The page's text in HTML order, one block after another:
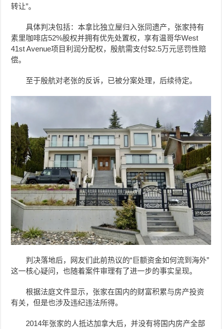
转让”。
具体判决包括：本拿比独立屋归入张同遗产，张家持有
素里咖啡店52%股权并拥有优先处置权，享有温哥华West
41st Avenue项目利润分配权，殷航需支付$2.5万元惩罚性赔
偿。
至于殷航对老张的反诉，已被分案处理，后续待定。
判决落地后，网友们此前热议的“巨额资金如何流到海外”
这一核心疑问，也随着案件审理有了进一步的事实呈现。
根据法庭文件显示，张家在国内的财富积累与房产投资
有关，但是也涉及违纪违法所得。
2014年张家的人抵达加拿大后，并没有将国内房产全部